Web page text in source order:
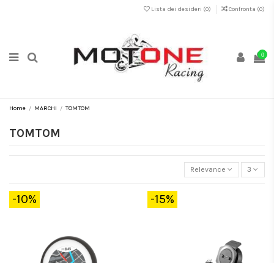
Lista dei desideri (0) Confronta (0)
0
Home MARCHI TOMTOM
TOMTOM
Relevance 3
-10% -15%